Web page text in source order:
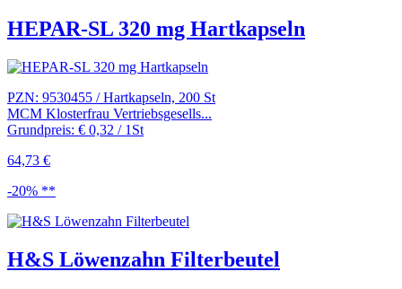
HEPAR-SL 320 mg Hartkapseln
PZN: 9530455 / Hartkapseln, 200 St
MCM Klosterfrau Vertriebsgesells...
Grundpreis: € 0,32 / 1St
64,73 €
-20% **
H&S Löwenzahn Filterbeutel